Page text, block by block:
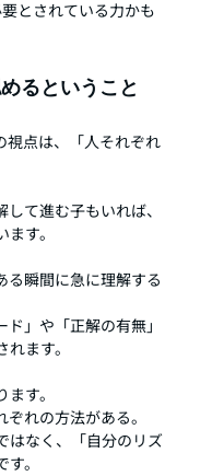
とされている力かも
るということ
視点は、「人それぞれ
て進む子もいれば、
す。
る瞬間に急に理解する
」や「正解の有無」
ます。
す。
れの方法がある。
はなく、「自分のリズ
。